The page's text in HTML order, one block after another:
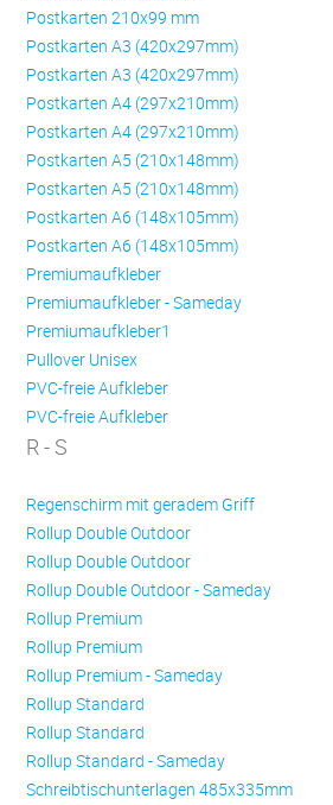
Postkarten 210x99 mm
Postkarten A3 (420x297mm)
Postkarten A3 (420x297mm)
Postkarten A4 (297x210mm)
Postkarten A4 (297x210mm)
Postkarten A5 (210x148mm)
Postkarten A5 (210x148mm)
Postkarten A6 (148x105mm)
Postkarten A6 (148x105mm)
Premiumaufkleber
Premiumaufkleber - Sameday
Premiumaufkleber1
Pullover Unisex
PVC-freie Aufkleber
PVC-freie Aufkleber
R - S
Regenschirm mit geradem Griff
Rollup Double Outdoor
Rollup Double Outdoor
Rollup Double Outdoor - Sameday
Rollup Premium
Rollup Premium
Rollup Premium - Sameday
Rollup Standard
Rollup Standard
Rollup Standard - Sameday
Schreibtischunterlagen 485x335mm